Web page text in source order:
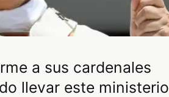
a sus cardenales
llevar este ministerio